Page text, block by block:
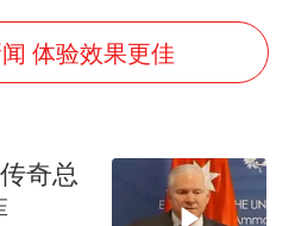
文：台湾从来没有“独立”过
辉百花奖演讲落泪
正式允许“拒绝抢救”
人民的健康、体质、幸福一脉相承
体验效果更佳
奇总